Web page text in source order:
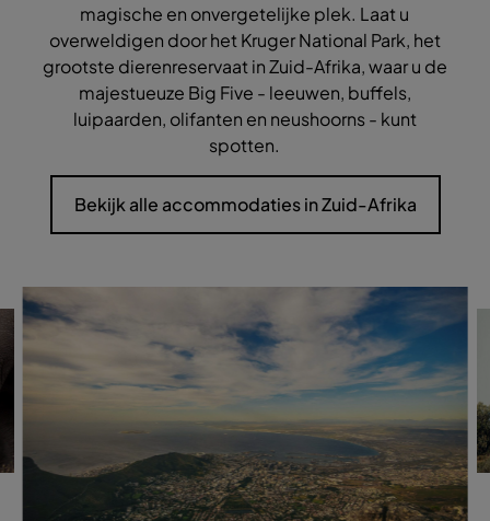
magische en onvergetelijke plek. Laat u
overweldigen door het Kruger National Park, het
grootste dierenreservaat in Zuid-Afrika, waar u de
majestueuze Big Five - leeuwen, buffels,
luipaarden, olifanten en neushoorns - kunt
spotten.
Bekijk alle accommodaties in Zuid-Afrika